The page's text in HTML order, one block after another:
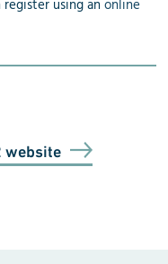
register using anonline
website